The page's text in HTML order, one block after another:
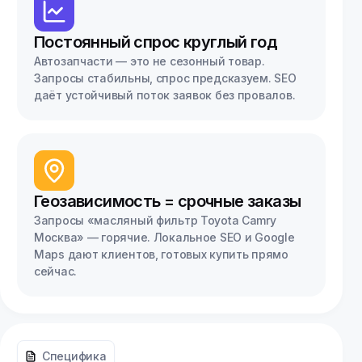
Постоянный спрос круглый год
Автозапчасти — это не сезонный товар.
Запросы стабильны, спрос предсказуем. SEO
даёт устойчивый поток заявок без провалов.
Геозависимость = срочные заказы
Запросы «масляный фильтр Toyota Camry
Москва» — горячие. Локальное SEO и Google
Maps дают клиентов, готовых купить прямо
сейчас.
Специфика